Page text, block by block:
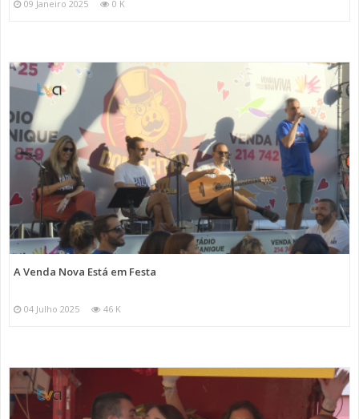
09 Janeiro 2025 0 K
A Venda Nova Está em Festa
04 Julho 2025 46 K